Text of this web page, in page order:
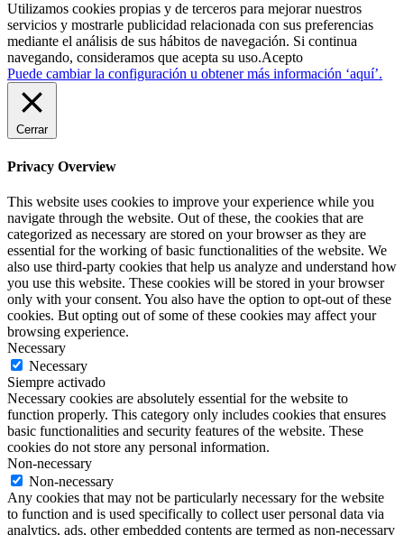
Utilizamos cookies propias y de terceros para mejorar nuestros
servicios y mostrarle publicidad relacionada con sus preferencias
mediante el análisis de sus hábitos de navegación. Si continua
navegando, consideramos que acepta su uso.Acepto
Puede cambiar la configuración u obtener más información ‘aquí’.
Cerrar
Privacy Overview
This website uses cookies to improve your experience while you
navigate through the website. Out of these, the cookies that are
categorized as necessary are stored on your browser as they are
essential for the working of basic functionalities of the website. We
also use third-party cookies that help us analyze and understand how
you use this website. These cookies will be stored in your browser
only with your consent. You also have the option to opt-out of these
cookies. But opting out of some of these cookies may affect your
browsing experience.
Necessary
Necessary
Siempre activado
Necessary cookies are absolutely essential for the website to
function properly. This category only includes cookies that ensures
basic functionalities and security features of the website. These
cookies do not store any personal information.
Non-necessary
Non-necessary
Any cookies that may not be particularly necessary for the website
to function and is used specifically to collect user personal data via
analytics, ads, other embedded contents are termed as non-necessary